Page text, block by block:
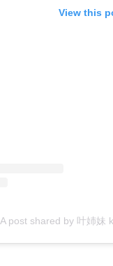
View this
A post shared by 叶姉妹